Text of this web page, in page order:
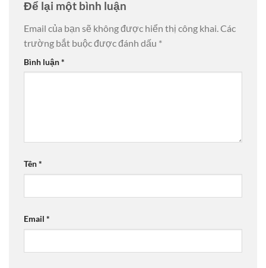
Để lại một bình luận
Email của bạn sẽ không được hiển thị công khai. Các
trường bắt buộc được đánh dấu *
Bình luận*
Tên*
Email *